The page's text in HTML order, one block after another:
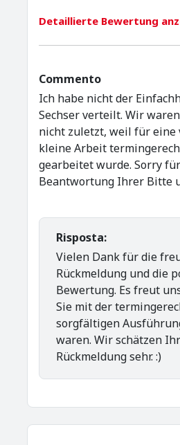
Detaillierte Bewertung
Commento
Ich habe nicht der
Sechser verteilt. Wir
nicht zuletzt, weil für eine
kleine Arbeit
gearbeitet wurde. Sorry
Beantwortung Ihrer Bitte
Risposta:
Vielen Dank für die
Rückmeldung und die
Bewertung. Es freut
Sie mit der
sorgfältigen
waren. Wir schätzen
Rückmeldung sehr. :)